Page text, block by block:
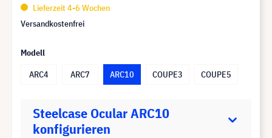
Lieferzeit 4-6 Wochen
Versandkostenfrei
Modell
ARC4
ARC7 ARC10 COUPE3 COUPE5
Steelcase Ocular ARC10
konfigurieren